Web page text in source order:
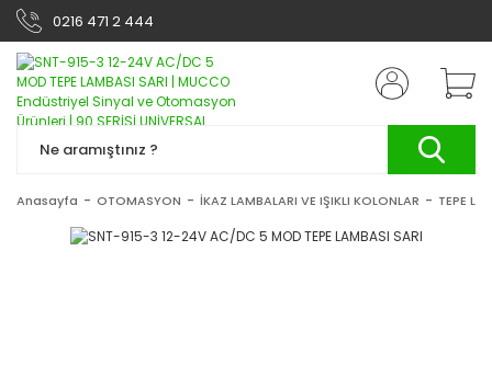
0216 471 2 444
Anasayfa OTOMASYON İKAZ LAMBALARI VE IŞIKLI KOLONLAR TEPE